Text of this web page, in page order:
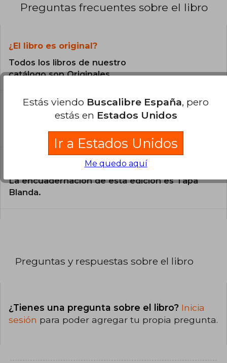
Preguntas frecuentes sobre el libro
¿El libro es original?
Todos los libros de nuestro
catálogo son Originales.
¿En qué Idioma está escrito el
El libro está escrito en Español.
¿Cuál es la encuadernación de este libro?
La encuadernación de esta edición es Tapa
Blanda.
Preguntas y respuestas sobre el libro
¿Tienes una pregunta sobre el libro? Inicia
sesión para poder agregar tu propia pregunta.
Estás viendo Buscalibre España, pero
estás en Estados Unidos
Ir a Estados Unidos
Me quedo aquí